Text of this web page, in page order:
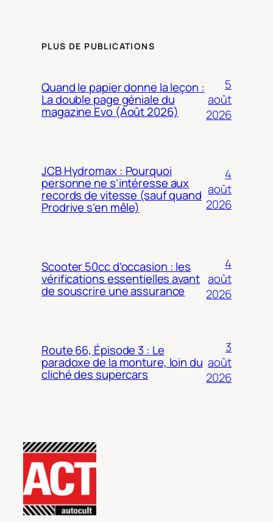
PLUS DE PUBLICATIONS
Quand le papier donne la leçon :
La double page géniale du
magazine Evo (Août 2026)
5
août
2026
JCB Hydromax : Pourquoi
personne ne s’intéresse aux
records de vitesse (sauf quand
Prodrive s’en mêle)
4
août
2026
Scooter 50cc d’occasion : les
vérifications essentielles avant
de souscrire une assurance
4
août
2026
Route 66, Épisode 3 : Le
paradoxe de la monture, loin du
cliché des supercars
3
août
2026